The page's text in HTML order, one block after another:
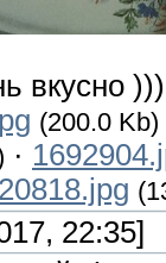
вкусно )))
(200.0 Kb)
·
22:35]